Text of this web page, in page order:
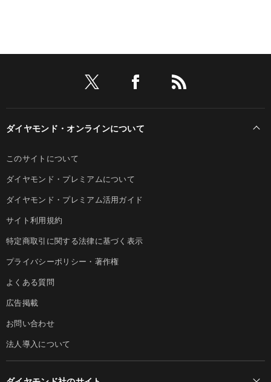
ダイヤモンド・オンラインについて
このサイトについて
ダイヤモンド・プレミアムについて
ダイヤモンド・プレミアム活用ガイド
サイト利用規約
特定商取引に関する法律に基づく表示
プライバシーポリシー・著作権
よくある質問
広告掲載
お問い合わせ
法人導入について